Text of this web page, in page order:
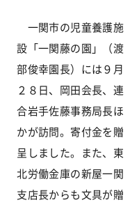
一関市の児童養護施
設「一関藤の園」（渡
部俊幸園長）には９月
２８日、岡田会長、連
合岩手佐藤事務局長ほ
かが訪問。寄付金を贈
呈しました。また、東
北労働金庫の新屋一関
支店長からも文具が贈